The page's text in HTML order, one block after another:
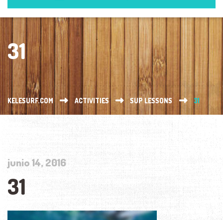
31
KELESURF.COM ACTIVITIES SUP LESSONS 31
junio 14, 2016
31